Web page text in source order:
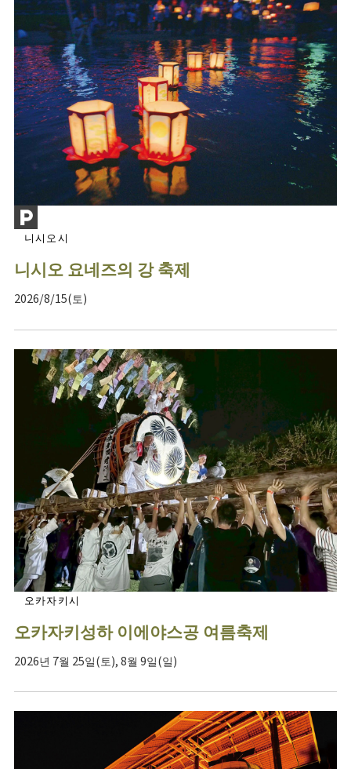
니시오시
니시오 요네즈의 강 축제
2026/8/15(토)
오카자키시
오카자키성하 이에야스공 여름축제
2026년 7월 25일(토), 8월 9일(일)